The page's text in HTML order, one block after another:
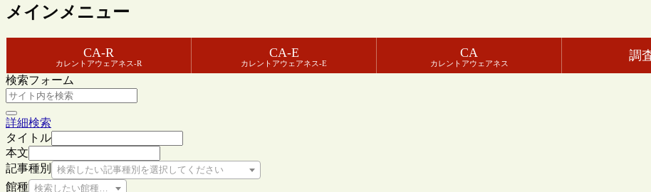
メインメニュー
CA-R
カレントアウェアネス-R
CA-E
カレントアウェアネス-E
CA
カレントアウェアネス
調
検索フォーム
詳細検索
タイトル
本文
記事種別
検索したい記事種別を選択してください
館種 検索したい館種を選択してください